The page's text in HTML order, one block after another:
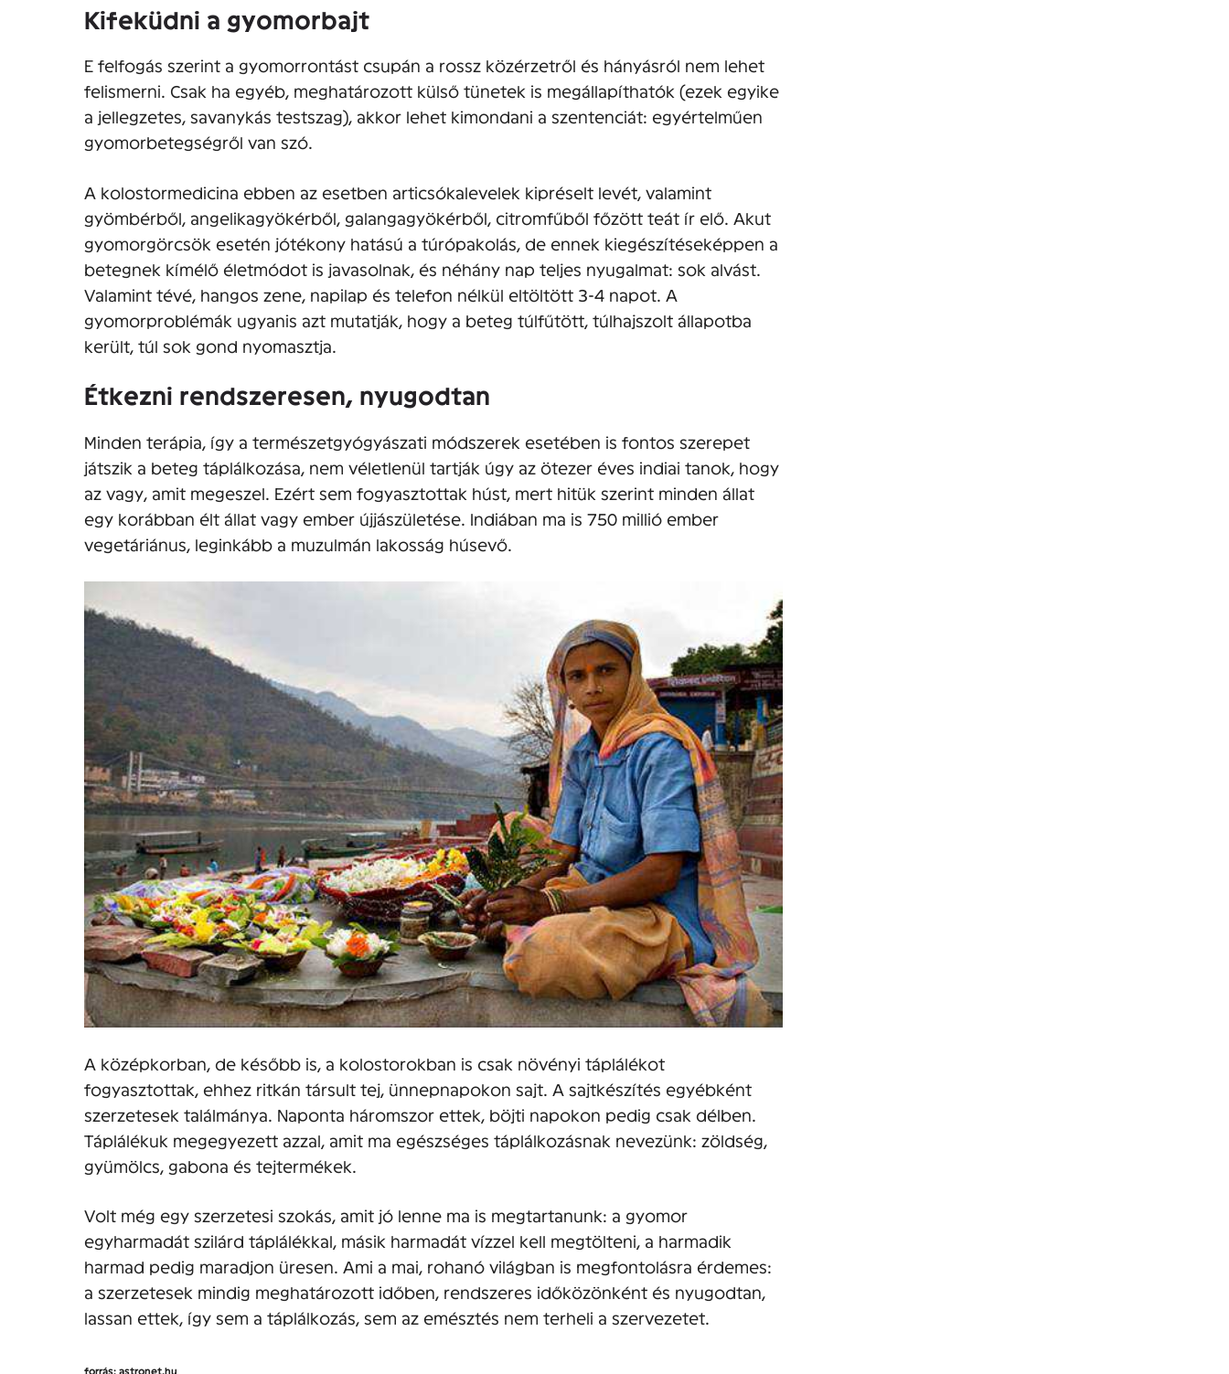
Kifeküdni a gyomorbajt
E felfogás szerint a gyomorrontást csupán a rossz közérzetről és hányásról nem lehet
felismerni. Csak ha egyéb, meghatározott külső tünetek is megállapíthatók (ezek egyike
a jellegzetes, savanykás testszag), akkor lehet kimondani a szentenciát: egyértelműen
gyomorbetegségről van szó.
A kolostormedicina ebben az esetben articsókalevelek kipréselt levét, valamint
gyömbérből, angelikagyökérből, galangagyökérből, citromfűből főzött teát ír elő. Akut
gyomorgörcsök esetén jótékony hatású a túrópakolás, de ennek kiegészítéseképpen a
betegnek kímélő életmódot is javasolnak, és néhány nap teljes nyugalmat: sok alvást.
Valamint tévé, hangos zene, napilap és telefon nélkül eltöltött 3-4 napot. A
gyomorproblémák ugyanis azt mutatják, hogy a beteg túlfűtött, túlhajszolt állapotba
került, túl sok gond nyomasztja.
Étkezni rendszeresen, nyugodtan
Minden terápia, így a természetgyógyászati módszerek esetében is fontos szerepet
játszik a beteg táplálkozása, nem véletlenül tartják úgy az ötezer éves indiai tanok, hogy
az vagy, amit megeszel. Ezért sem fogyasztottak húst, mert hitük szerint minden állat
egy korábban élt állat vagy ember újjászületése. Indiában ma is 750 millió ember
vegetáriánus, leginkább a muzulmán lakosság húsevő.
A középkorban, de később is, a kolostorokban is csak növényi táplálékot
fogyasztottak, ehhez ritkán társult tej, ünnepnapokon sajt. A sajtkészítés egyébként
szerzetesek találmánya. Naponta háromszor ettek, böjti napokon pedig csak délben.
Táplálékuk megegyezett azzal, amit ma egészséges táplálkozásnak nevezünk: zöldség,
gyümölcs, gabona és tejtermékek.
Volt még egy szerzetesi szokás, amit jó lenne ma is megtartanunk: a gyomor
egyharmadát szilárd táplálékkal, másik harmadát vízzel kell megtölteni, a harmadik
harmad pedig maradjon üresen. Ami a mai, rohanó világban is megfontolásra érdemes:
a szerzetesek mindig meghatározott időben, rendszeres időközönként és nyugodtan,
lassan ettek, így sem a táplálkozás, sem az emésztés nem terheli a szervezetet.
forrás: astronet.hu